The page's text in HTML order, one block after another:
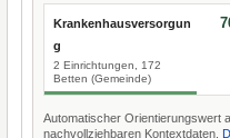
Krankenhausversorgun
g
2 Einrichtungen, 172
Betten (Gemeinde)
Automatischer Orientierungswert
nachvollziehbaren Kontextdaten.